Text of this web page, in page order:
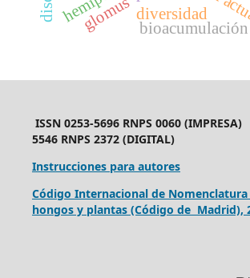
bioacumulación
diversidad
glomus
ISSN 0253-5696 RNPS 0060
5546 RNPS 2372 (DIGITAL)
Instrucciones para autores
Código Internacional de Nomenclatura
hongos y plantas (Código de Madrid),